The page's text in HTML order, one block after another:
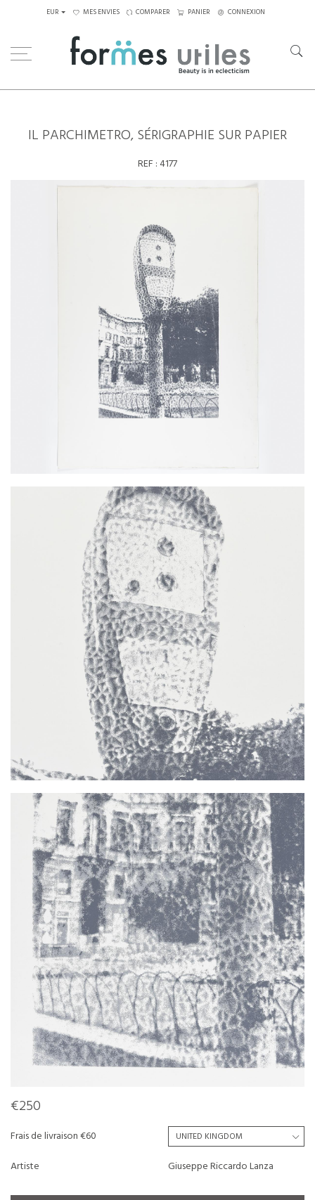
EUR MES ENVIES COMPARER PANIER CONNEXION
IL PARCHIMETRO, SÉRIGRAPHIE SUR PAPIER
REF :4177
€250
Frais de livraison €60
Artiste
Giuseppe Riccardo Lanza